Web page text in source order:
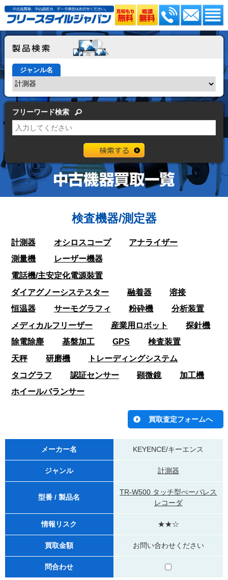
ジャンル名
フリーワード検索
検査機器/測定器
計測器 オシロスコープ
アナライザー
測量機
レーザー機器
電話機/主安定化電源裝置
ダイアグノーシステスター
融着器
溶接
恒温器
サーモグラフィ 粉砕機
分析装置
メディカルフリーザー
産業用ロボット
探針機
除電除塵
基盤加工 GPS
検査装置
天秤
研磨機
トレーディングシステム
タコグラフ
認証センサー 顕微鏡
加工機
ホイールバランサー
メーカー名 KEYENCE/キーエンス
ジャンル 計測器
型番 / 製品名
TR-W500 タッチ型ぺーパレス
レコーダ
情報リスク ★★☆
買取金額 お問い合わせください
問合わせ